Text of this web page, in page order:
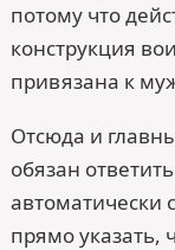
потому что
конструкция
привязана к
Отсюда и
обязан
автоматически
прямо указать,